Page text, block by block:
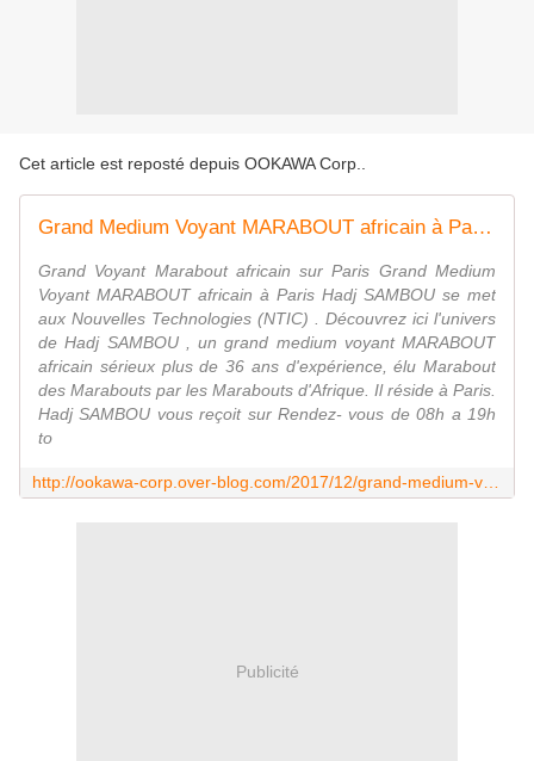
Cet article est reposté depuis OOKAWA Corp.
Grand Medium Voyant MARABOUT africain à Paris Hadj SAMBOU se met aux Nouvelles Technologies (NTIC)
Grand Voyant Marabout africain sur Paris Grand Medium
Voyant MARABOUT africain à Paris Hadj SAMBOU se met
aux Nouvelles Technologies (NTIC) . Découvrez ici l'univers
de Hadj SAMBOU , un grand medium voyant MARABOUT
africain sérieux plus de 36 ans d'expérience, élu Marabout
des Marabouts par les Marabouts d'Afrique. Il réside à Paris.
Hadj SAMBOU vous reçoit sur Rendez- vous de 08h a 19h
to
Publicité